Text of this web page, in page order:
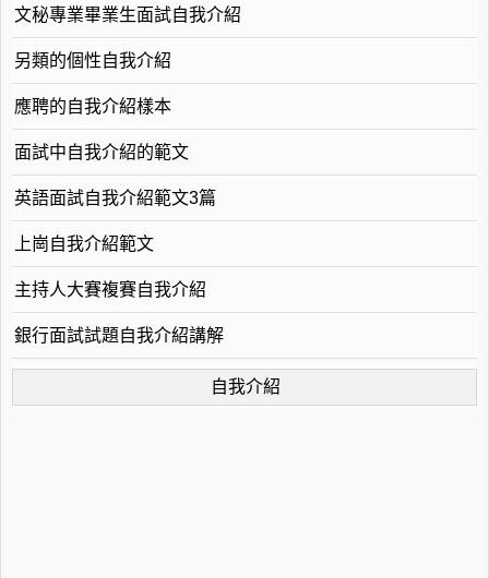
文秘專業畢業生面試自我介紹
另類的個性自我介紹
應聘的自我介紹樣本
面試中自我介紹的範文
英語面試自我介紹範文3篇
上崗自我介紹範文
主持人大賽複賽自我介紹
銀行面試試題自我介紹講解
自我介紹